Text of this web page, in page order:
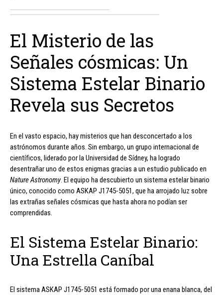
El Misterio de las
Señales cósmicas: Un
Sistema Estelar Binario
Revela sus Secretos
En el vasto espacio, hay misterios que han desconcertado a los
astrónomos durante años. Sin embargo, un grupo internacional de
científicos, liderado por la Universidad de Sídney, ha logrado
desentrañar uno de estos enigmas gracias a un estudio publicado en
Nature Astronomy. El equipo ha descubierto un sistema estelar binario
único, conocido como ASKAP J1745-5051, que ha arrojado luz sobre
las extrañas señales cósmicas que hasta ahora no podían ser
comprendidas.
El Sistema Estelar Binario:
Una Estrella Caníbal
El sistema ASKAP J1745-5051 está formado por una enana blanca, del